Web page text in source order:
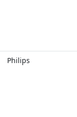
Philips